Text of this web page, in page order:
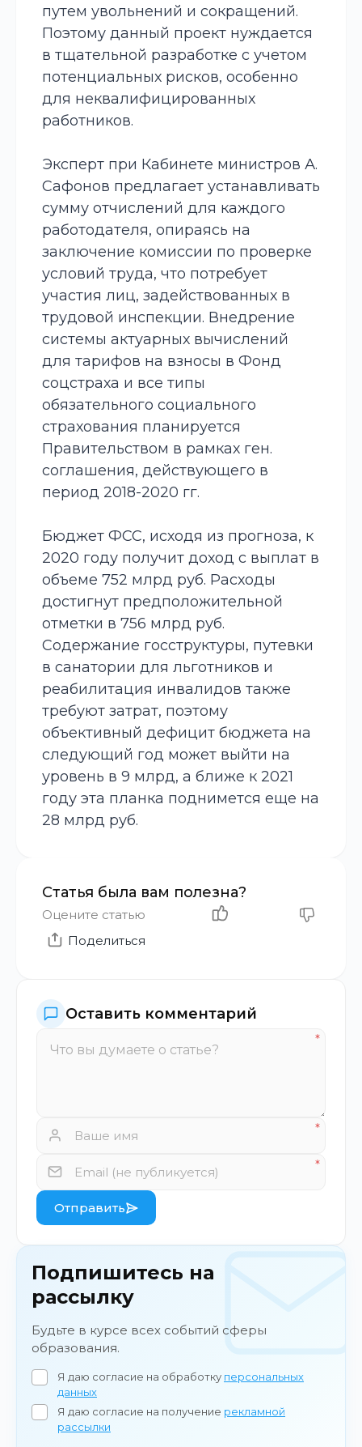
путем увольнений и сокращений.
Поэтому данный проект нуждается
в тщательной разработке с учетом
потенциальных рисков, особенно
для неквалифицированных
работников.
Эксперт при Кабинете министров А.
Сафонов предлагает устанавливать
сумму отчислений для каждого
работодателя, опираясь на
заключение комиссии по проверке
условий труда, что потребует
участия лиц, задействованных в
трудовой инспекции. Внедрение
системы актуарных вычислений
для тарифов на взносы в Фонд
соцстраха и все типы
обязательного социального
страхования планируется
Правительством в рамках ген.
соглашения, действующего в
период 2018-2020 гг.
Бюджет ФСС, исходя из прогноза, к
2020 году получит доход с выплат в
объеме 752 млрд руб. Расходы
достигнут предположительной
отметки в 756 млрд руб.
Содержание госструктуры, путевки
в санатории для льготников и
реабилитация инвалидов также
требуют затрат, поэтому
объективный дефицит бюджета на
следующий год может выйти на
уровень в 9 млрд, а ближе к 2021
году эта планка поднимется еще на
28 млрд руб.
Статья была вам полезна?
Оцените статью
Поделиться
Оставить комментарий
Отправить
Подпишитесь на
рассылку
Будьте в курсе всех событий сферы
образования.
Я даю согласие на обработку персональных
данных
Я даю согласие на получение рекламной
рассылки